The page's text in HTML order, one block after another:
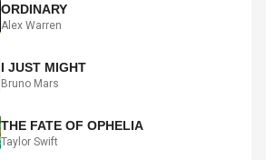
ORDINARY
Alex Warren
I JUST MIGHT
Bruno Mars
THE FATE OF OPHELIA
Taylor Swift